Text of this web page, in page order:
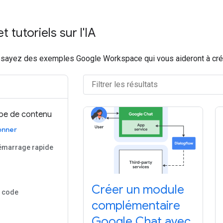
tutoriels sur l'IA
des exemples Google Workspace qui vous aideront à
de contenu
rapide
code
Créer un module
complémentaire